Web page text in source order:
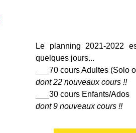
Le planning 2021-2022
quelques jours...
___70 cours Adultes (Solo
dont 22 nouveaux cours !!
___30 cours Enfants/Ados
dont 9 nouveaux cours !!